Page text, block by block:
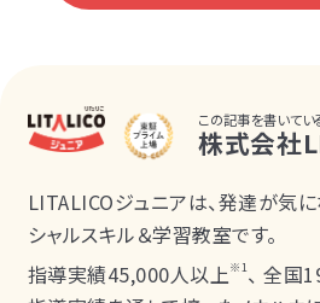
この記事を書いてい
株式会社
LITALICOジュニアは、発達が気
シャルスキル＆学習教室です。
指導実績45,000人以上 ※1 、 全国